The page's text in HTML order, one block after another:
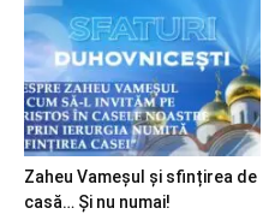
Zaheu Vameșul și sfințirea de
casă… Și nu numai!